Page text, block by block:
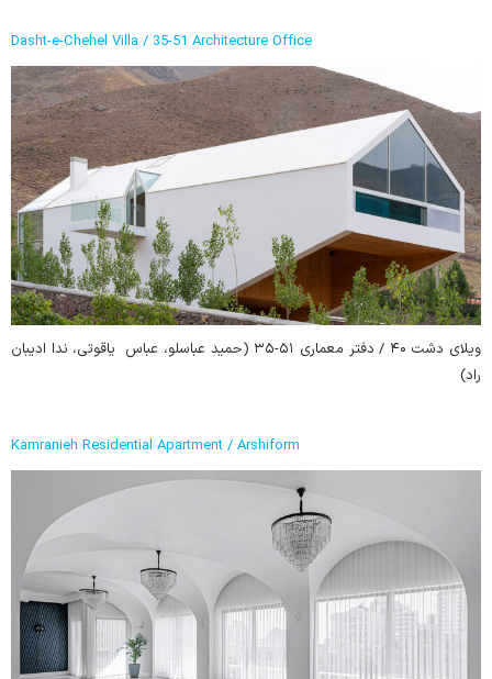
Dasht-e-Chehel Villa / 35-51 Architecture Office
ویلای دشت ۴۰ / دفتر معماری ۵۱-۳۵ (حمید عباسلو، عباس یاقوتی، ندا ادیبان
راد)
Kamranieh Residential Apartment / Arshiform